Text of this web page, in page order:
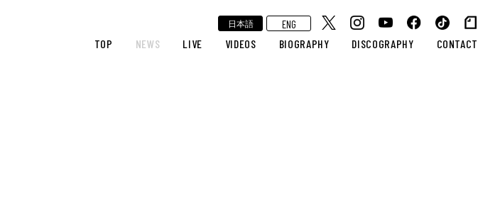
TOP NEWS LIVE VIDEOS BIOGRAPHY DISCOGRAPHY CONTACT
日本語 ENG